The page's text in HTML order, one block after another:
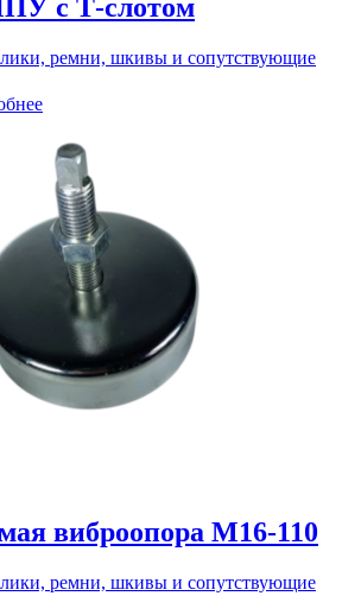
с Т-слотом
ремни, шкивы и сопутствующие
виброопора М16-110
ремни, шкивы и сопутствующие